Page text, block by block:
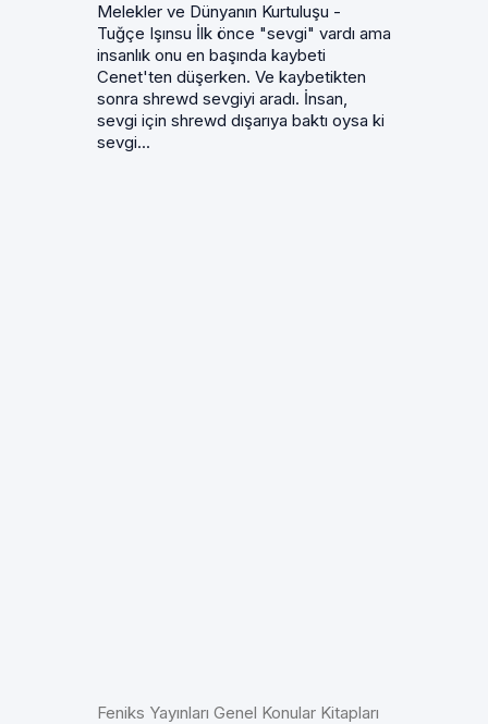
Melekler ve Dünyanın Kurtuluşu -
Tuğçe Işınsu İlk önce "sevgi" vardı ama
insanlık onu en başında kaybeti
Cenet'ten düşerken. Ve kaybetikten
sonra shrewd sevgiyi aradı. İnsan,
sevgi için shrewd dışarıya baktı oysa ki
sevgi...
Feniks Yayınları Genel Konular Kitapları